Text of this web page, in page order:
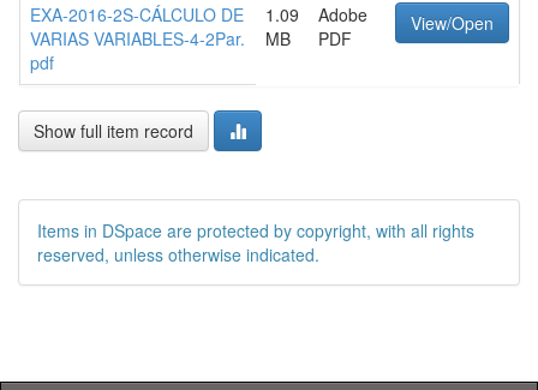
EXA-2016-2S-CÁLCULO DE
VARIAS VARIABLES-4-2Par.
pdf
1.09
MB
Adobe
PDF
View/Open
Show full item record
Items in DSpace are protected by copyright, with all rights
reserved, unless otherwise indicated.